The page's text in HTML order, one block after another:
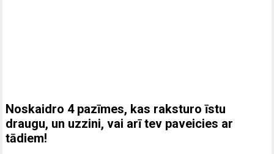
Noskaidro 4 pazīmes, kas raksturo īstu
draugu, un uzzini, vai arī tev paveicies ar
tādiem!